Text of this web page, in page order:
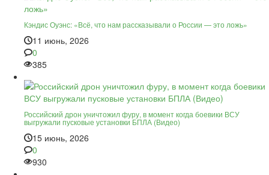
Кэндис Оуэнс: «Всё, что нам рассказывали о России — это ложь»
11 июнь, 2026
0
385
Российский дрон уничтожил фуру, в момент когда боевики ВСУ
выгружали пусковые установки БПЛА (Видео)
15 июнь, 2026
0
930